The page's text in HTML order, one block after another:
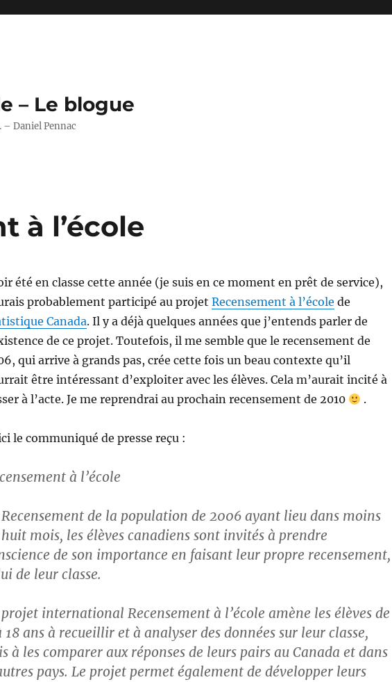
– Le blogue
– Daniel Pennac
à l’école
été en classe cette année (je suis en ce moment en prêt de service),
probablement participé au projet Recensement à l’école de
Canada. Il y a déjà quelques années que j’entends parler de
de ce projet. Toutefois, il me semble que le recensement de
qui arrive à grands pas, crée cette fois un beau contexte qu’il
être intéressant d’exploiter avec les élèves. Cela m’aurait incité à
à l’acte. Je me reprendrai au prochain recensement de 2010
.
le communiqué de presse reçu :
à l’école
de la population de 2006 ayant lieu dans moins
mois, les élèves canadiens sont invités à prendre
de son importance en faisant leur propre recensement,
de leur classe.
international Recensement à l’école amène les élèves de
18 ans à recueillir et à analyser des données sur leur classe,
à les comparer aux réponses de leurs pairs au Canada et dans
pays. Le projet permet également de développer leurs